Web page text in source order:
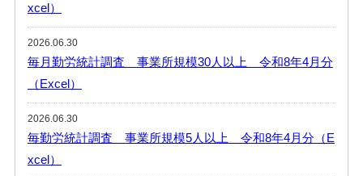
xcel）
2026.06.30
毎月勤労統計調査 事業所規模30人以上 令和8年4月分
（Excel）
2026.06.30
毎勤労統計調査 事業所規模5人以上 令和8年4月分（E
xcel）